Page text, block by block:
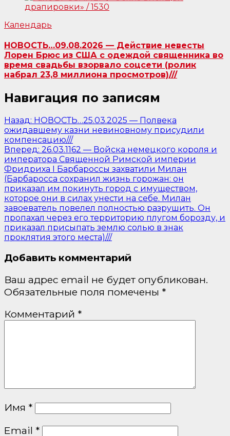
Календарь
НОВОСТЬ…09.08.2026 — Действие невесты
Лорен Брюс из США с одеждой священника во
время свадьбы взорвало соцсети (ролик
набрал 23,8 миллиона просмотров)///
Навигация по записям
Назад: НОВОСТЬ…25.03.2025 — Полвека
ожидавшему казни невиновному присудили
компенсацию///
Вперед: 26.03.1162 — Войска немецкого короля и
императора Священной Римской империи
Фридриха I Барбароссы захватили Милан
(Барбаросса сохранил жизнь горожан: он
приказал им покинуть город с имуществом,
которое они в силах унести на себе. Милан
завоеватель повелел полностью разрушить. Он
пропахал через его территорию плугом борозду, и
приказал присыпать землю солью в знак
проклятия этого места)///
Добавить комментарий
Ваш адрес email не будет опубликован.
Обязательные поля помечены *
Комментарий *
Имя *
Email *